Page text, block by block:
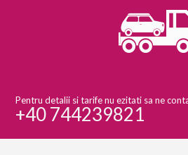
Pentru detalii si tarife nu ezitati sa ne
+40 744239821